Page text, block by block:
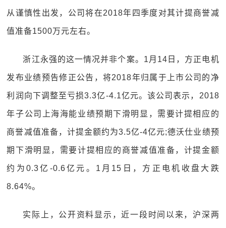
从谨慎性出发，公司将在2018年四季度对其计提商誉减
值准备1500万元左右。
浙江永强的这一情况并非个案。1月14日，方正电机
发布业绩预告修正公告，将2018年归属于上市公司的净
利润向下调整至亏损3.3亿-4.1亿元。该公司表示，2018
年子公司上海海能业绩预期下滑明显，需要计提相应的
商誉减值准备，计提金额约为3.5亿-4亿元;德沃仕业绩预
期下滑明显，需要计提相应的商誉减值准备，计提金额
约为0.3亿-0.6亿元。1月15日，方正电机收盘大跌
8.64%。
实际上，公开资料显示，近一段时间以来，沪深两